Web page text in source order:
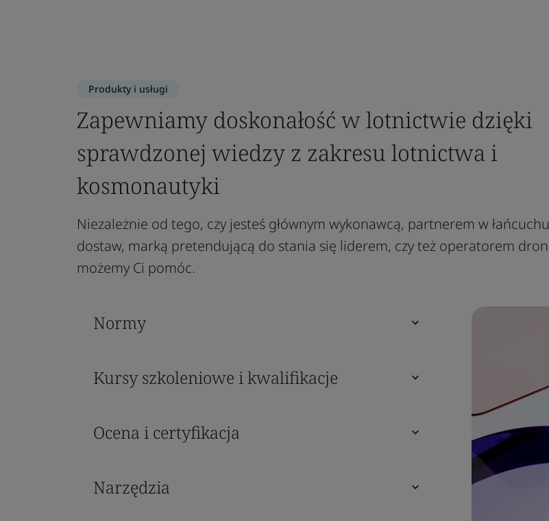
Produkty i usługi
Zapewniamy doskonałość w lotnictwie dzięki
sprawdzonej wiedzy z zakresu lotnictwa i
kosmonautyki
Niezależnie od tego, czy jesteś głównym wykonawcą, partnerem w łańcuchu
dostaw, marką pretendującą do stania się liderem, czy też operatorem
możemy Ci pomóc.
Normy
Kursy szkoleniowe i kwalifikacje
Ocena i certyfikacja
Narzędzia